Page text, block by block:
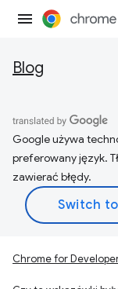
Blog
Google używa
preferowany język.
zawierać błędy.
Chrome for